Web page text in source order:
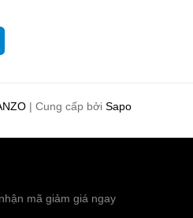
| Cung cấp bởi Sapo
mã giảm giá ngay